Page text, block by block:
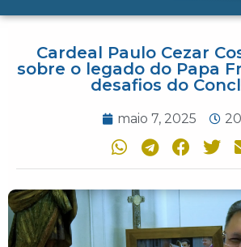
Cardeal Paulo Cezar
sobre o legado do Papa
desafios do
maio 7, 2025